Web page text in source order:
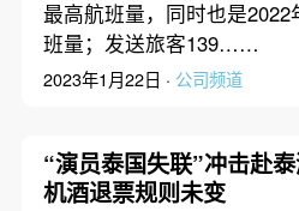
最高航班量，同时也是
班量；发送旅客139……
2023年1月22日 · 公司频道
“演员泰国失联”冲击赴
机酒退票规则未变